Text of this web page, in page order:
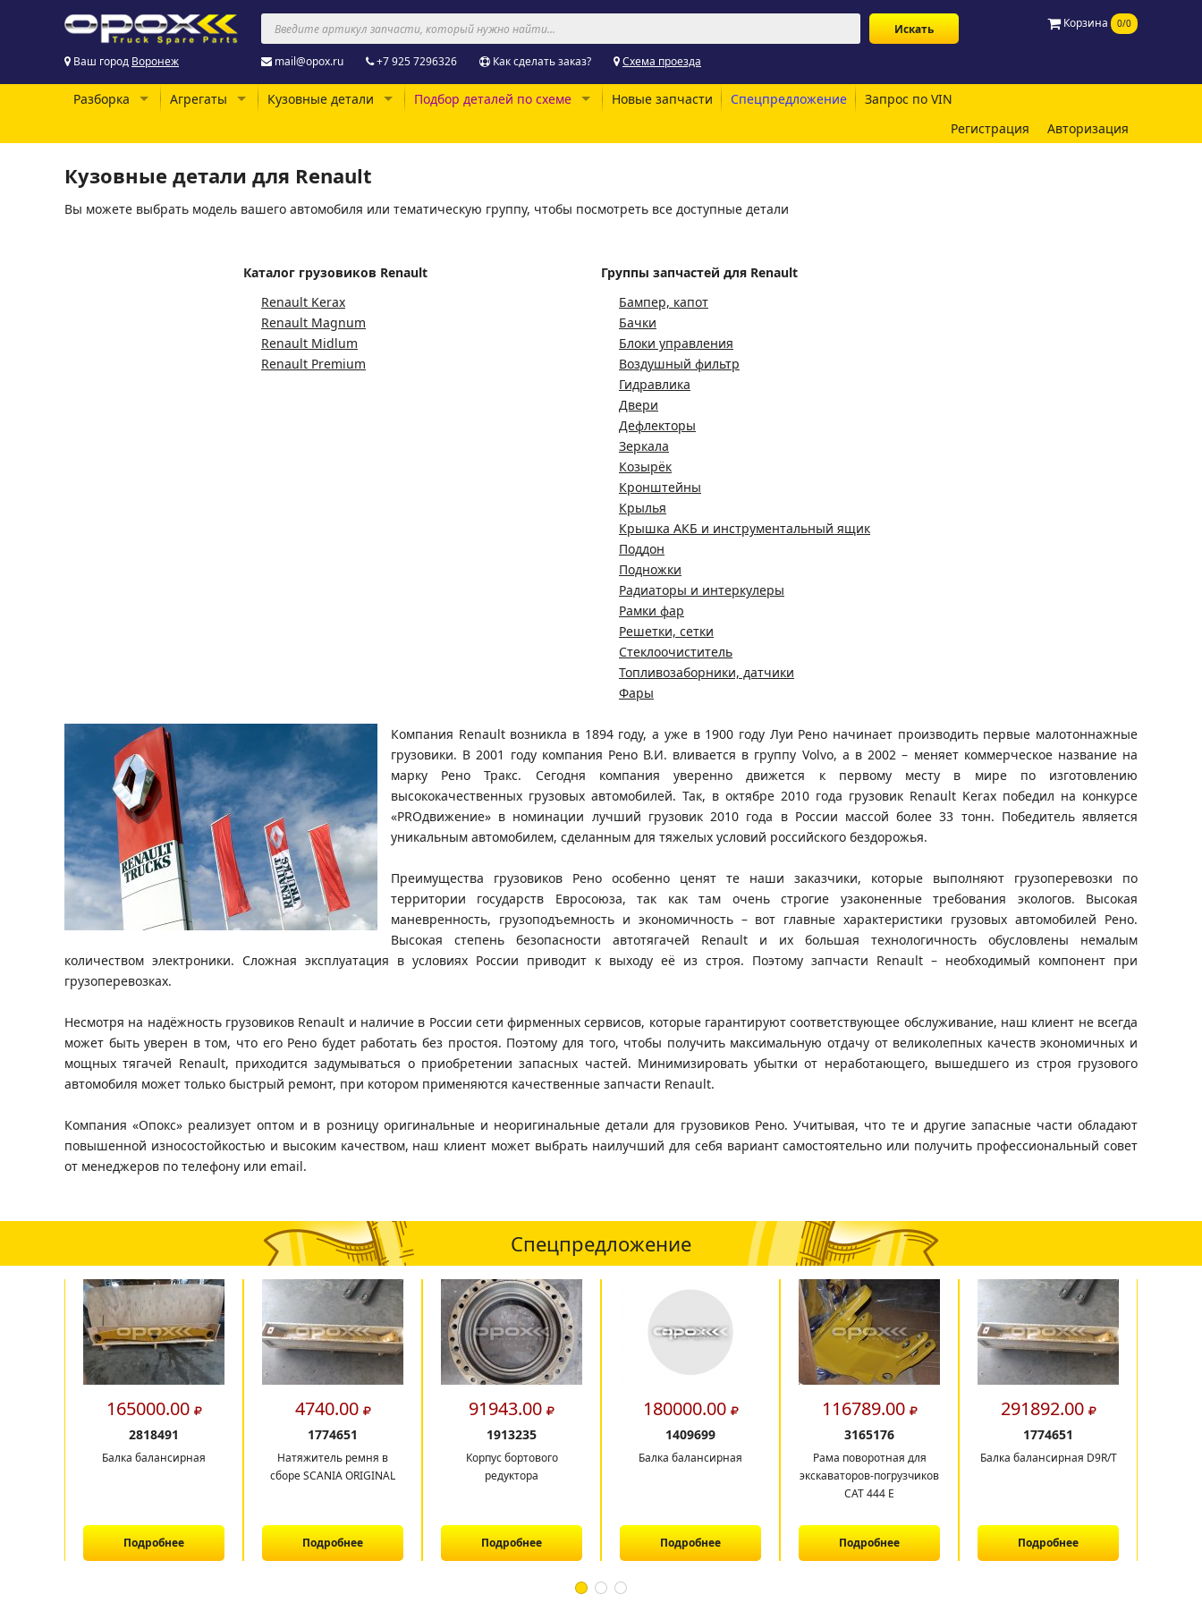
Корзина 0/0
Ваш город Воронеж mail@opox.ru +7 925 7296326 Как сделать заказ? Схема проезда
Разборка Агрегаты Кузовные детали Подбор деталей по схеме Новые запчасти Спецпредложение
Запрос по VIN
Регистрация
Авторизация
Кузовные детали для Renault
Вы можете выбрать модель вашего автомобиля или тематическую группу, чтобы посмотреть все доступные детали
Каталог грузовиков Renault
Renault Kerax
Renault Magnum
Renault Midlum
Renault Premium
Группы запчастей для Renault
Бампер, капот
Бачки
Блоки управления
Воздушный фильтр
Гидравлика
Двери
Дефлекторы
Зеркала
Козырёк
Кронштейны
Крылья
Крышка АКБ и инструментальный ящик
Поддон
Подножки
Радиаторы и интеркулеры
Рамки фар
Решетки, сетки
Стеклоочиститель
Топливозаборники, датчики
Фары
Компания Renault возникла в 1894 году, а уже в 1900 году Луи Рено начинает производить первые малотоннажные
грузовики. В 2001 году компания Рено В.И. вливается в группу Volvo, а в 2002 – меняет коммерческое название на
марку Рено Тракс. Сегодня компания уверенно движется к первому месту в мире по изготовлению
высококачественных грузовых автомобилей. Так, в октябре 2010 года грузовик Renault Kerax победил на конкурсе
«PROдвижение» в номинации лучший грузовик 2010 года в России массой более 33 тонн. Победитель является
уникальным автомобилем, сделанным для тяжелых условий российского бездорожья.
Преимущества грузовиков Рено особенно ценят те наши заказчики, которые выполняют грузоперевозки по
территории государств Евросоюза, так как там очень строгие узаконенные требования экологов. Высокая
маневренность, грузоподъемность и экономичность – вот главные характеристики грузовых автомобилей Рено.
Высокая степень безопасности автотягачей Renault и их большая технологичность обусловлены немалым
количеством электроники. Сложная эксплуатация в условиях России приводит к выходу её из строя. Поэтому запчасти Renault – необходимый компонент при
грузоперевозках.
Несмотря на надёжность грузовиков Renault и наличие в России сети фирменных сервисов, которые гарантируют соответствующее обслуживание, наш клиент не всегда
может быть уверен в том, что его Рено будет работать без простоя. Поэтому для того, чтобы получить максимальную отдачу от великолепных качеств экономичных и
мощных тягачей Renault, приходится задумываться о приобретении запасных частей. Минимизировать убытки от неработающего, вышедшего из строя грузового
автомобиля может только быстрый ремонт, при котором применяются качественные запчасти Renault.
Компания «Опокс» реализует оптом и в розницу оригинальные и неоригинальные детали для грузовиков Рено. Учитывая, что те и другие запасные части обладают
повышенной износостойкостью и высоким качеством, наш клиент может выбрать наилучший для себя вариант самостоятельно или получить профессиональный совет
от менеджеров по телефону или email.
Спецпредложение
165000.00
2818491
Балка балансирная
Подробнее
4740.00
1774651
Натяжитель ремня в
сборе SCANIA ORIGINAL
Подробнее
91943.00
1913235
Корпус бортового
редуктора
Подробнее
180000.00
1409699
Балка балансирная
Подробнее
116789.00
3165176
Рама поворотная для
экскаваторов-погрузчиков
САТ 444 E
Подробнее
291892.00
1774651
Балка балансирная D9R/T
Подробнее